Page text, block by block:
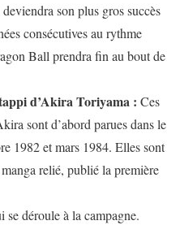
son plus gros succès
consécutives au rythme
Ball prendra fin au bout de
d’Akira Toriyama : Ces
sont d’abord parues dans le
1982 et mars 1984. Elles sont
relié, publié la première
se déroule à la campagne.